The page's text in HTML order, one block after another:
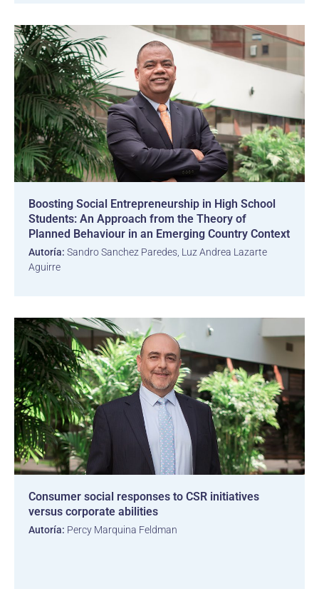
Boosting Social Entrepreneurship in High School
Students: An Approach from the Theory of
Planned Behaviour in an Emerging Country Context
Autoría: Sandro Sanchez Paredes, Luz Andrea Lazarte
Aguirre
Consumer social responses to CSR initiatives
versus corporate abilities
Autoría: Percy Marquina Feldman